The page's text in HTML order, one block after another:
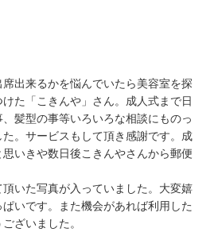
出来るかを悩んでいたら美容室を探
た「こきんや」さん。成人式まで日
髪型の事等いろいろな相談にものっ
。サービスもして頂き感謝です。成
いきや数日後こきんやさんから郵便
いた写真が入っていました。大変嬉
いです。また機会があれば利用した
ざいました。